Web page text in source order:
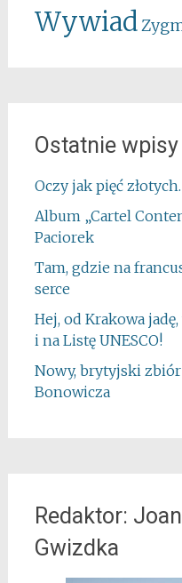
Wywiad
Ostatnie wpisy
Oczy jak pięć
Album „Cartel
Paciorek
Tam, gdzie na
serce
Hej, od Krakowa
i na Listę UNESCO!
Nowy, brytyjski
Bonowicza
Redaktor:
Gwizdka